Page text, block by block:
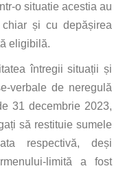
o situatie acestia au
și cu depășirea
eligibilă.
întregii situații și
verbale de neregulă
31 decembrie 2023,
să restituie sumele
respectivă, deși
limită a fost